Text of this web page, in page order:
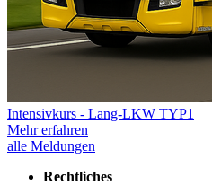
Intensivkurs - Lang-LKW TYP1
Mehr erfahren
alle Meldungen
Rechtliches